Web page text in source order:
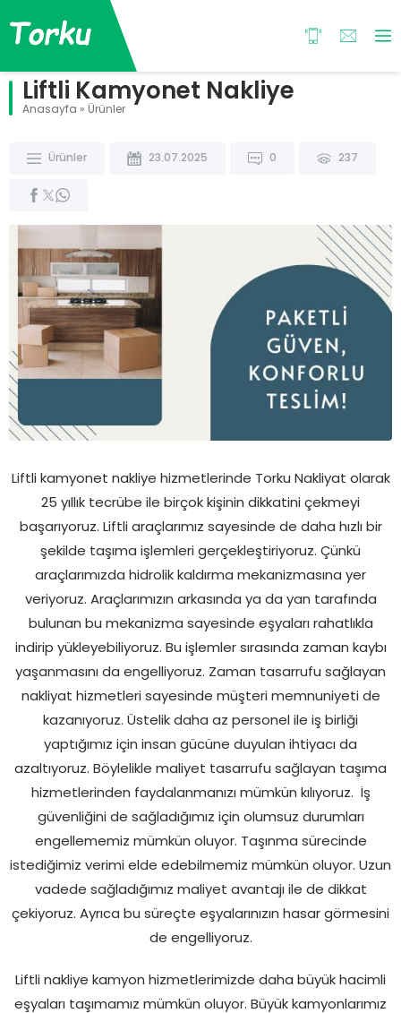
Liftli Kamyonet Nakliye
Anasayfa » Ürünler
Ürünler 23.07.2025 0 237
Liftli kamyonet nakliye hizmetlerinde Torku Nakliyat olarak
25 yıllık tecrübe ile birçok kişinin dikkatini çekmeyi
başarıyoruz. Liftli araçlarımız sayesinde de daha hızlı bir
şekilde taşıma işlemleri gerçekleştiriyoruz. Çünkü
araçlarımızda hidrolik kaldırma mekanizmasına yer
veriyoruz. Araçlarımızın arkasında ya da yan tarafında
bulunan bu mekanizma sayesinde eşyaları rahatlıkla
indirip yükleyebiliyoruz. Bu işlemler sırasında zaman kaybı
yaşanmasını da engelliyoruz. Zaman tasarrufu sağlayan
nakliyat hizmetleri sayesinde müşteri memnuniyeti de
kazanıyoruz. Üstelik daha az personel ile iş birliği
yaptığımız için insan gücüne duyulan ihtiyacı da
azaltıyoruz. Böylelikle maliyet tasarrufu sağlayan taşıma
hizmetlerinden faydalanmanızı mümkün kılıyoruz.
İş
güvenliğini de sağladığımız için olumsuz durumları
engellememiz mümkün oluyor. Taşınma sürecinde
istediğimiz verimi elde edebilmemiz mümkün oluyor. Uzun
vadede sağladığımız maliyet avantajı ile de dikkat
çekiyoruz. Ayrıca bu süreçte eşyalarınızın hasar görmesini
de engelliyoruz.
Liftli nakliye kamyon hizmetlerimizde daha büyük hacimli
eşyaları taşımamız mümkün oluyor. Büyük kamyonlarımız